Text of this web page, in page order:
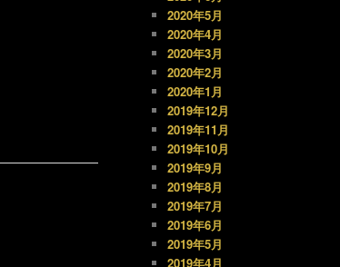
2020年5月
2020年4月
2020年3月
2020年2月
2020年1月
2019年12月
2019年11月
2019年10月
2019年9月
2019年8月
2019年7月
2019年6月
2019年5月
2019年4月